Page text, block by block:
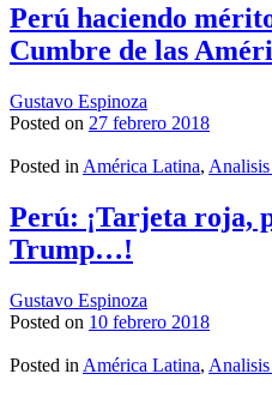
Perú haciendo
Cumbre de las
Gustavo Espinoza
Posted on 27 febrero 2018
Posted in América Latina,
Perú: ¡Tarjeta roja,
Trump…!
Gustavo Espinoza
Posted on 10 febrero 2018
Posted in América Latina,